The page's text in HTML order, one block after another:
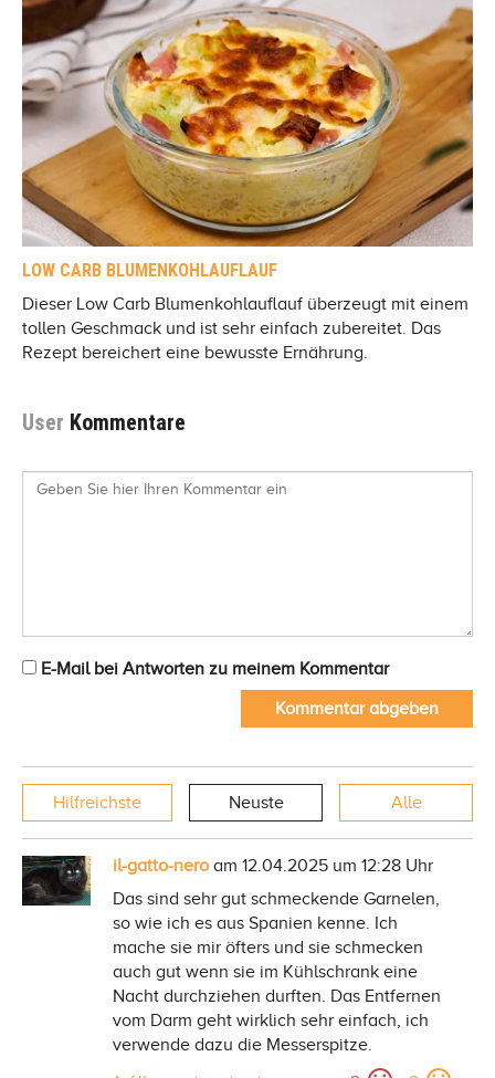
LOW CARB BLUMENKOHLAUFLAUF
Dieser Low Carb Blumenkohlauflauf überzeugt mit einem
tollen Geschmack und ist sehr einfach zubereitet. Das
Rezept bereichert eine bewusste Ernährung.
User Kommentare
E-Mail bei Antworten zu meinem Kommentar
Kommentar abgeben
Hilfreichste Neuste Alle
il-gatto-nero am 12.04.2025 um 12:28 Uhr
Das sind sehr gut schmeckende Garnelen,
so wie ich es aus Spanien kenne. Ich
mache sie mir öfters und sie schmecken
auch gut wenn sie im Kühlschrank eine
Nacht durchziehen durften. Das Entfernen
vom Darm geht wirklich sehr einfach, ich
verwende dazu die Messerspitze.